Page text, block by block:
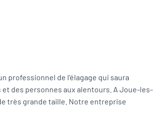
professionnel de l’élagage qui saura
des personnes aux alentours. A Joue-les-
très grande taille. Notre entreprise